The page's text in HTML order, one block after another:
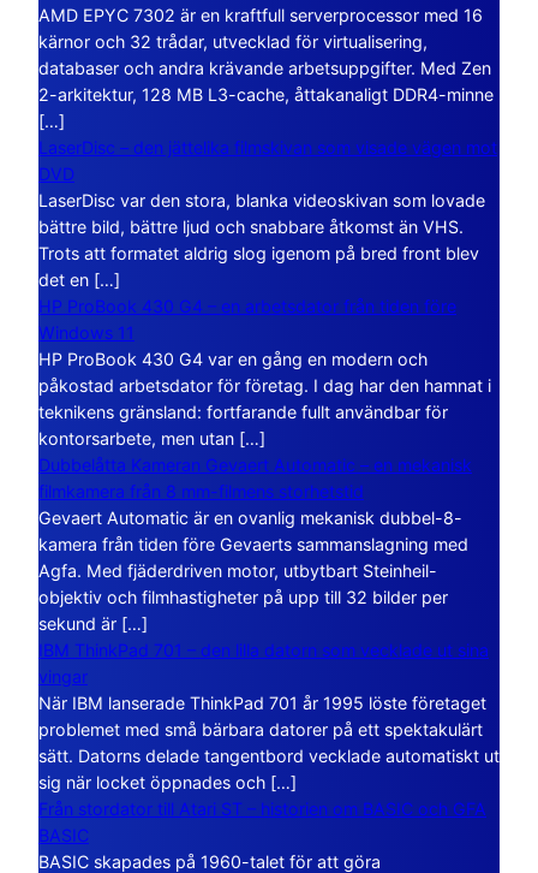
AMD EPYC 7302 är en kraftfull serverprocessor med 16
kärnor och 32 trådar, utvecklad för virtualisering,
databaser och andra krävande arbetsuppgifter. Med Zen
2-arkitektur, 128 MB L3-cache, åttakanaligt DDR4-minne
[…]
LaserDisc – den jättelika filmskivan som visade vägen mot
DVD
LaserDisc var den stora, blanka videoskivan som lovade
bättre bild, bättre ljud och snabbare åtkomst än VHS.
Trots att formatet aldrig slog igenom på bred front blev
det en […]
HP ProBook 430 G4 – en arbetsdator från tiden före
Windows 11
HP ProBook 430 G4 var en gång en modern och
påkostad arbetsdator för företag. I dag har den hamnat i
teknikens gränsland: fortfarande fullt användbar för
kontorsarbete, men utan […]
Dubbelåtta Kameran Gevaert Automatic – en mekanisk
filmkamera från 8 mm-filmens storhetstid
Gevaert Automatic är en ovanlig mekanisk dubbel-8-
kamera från tiden före Gevaerts sammanslagning med
Agfa. Med fjäderdriven motor, utbytbart Steinheil-
objektiv och filmhastigheter på upp till 32 bilder per
sekund är […]
IBM ThinkPad 701 – den lilla datorn som vecklade ut sina
vingar
När IBM lanserade ThinkPad 701 år 1995 löste företaget
problemet med små bärbara datorer på ett spektakulärt
sätt. Datorns delade tangentbord vecklade automatiskt ut
sig när locket öppnades och […]
Från stordator till Atari ST – historien om BASIC och GFA
BASIC
BASIC skapades på 1960-talet för att göra